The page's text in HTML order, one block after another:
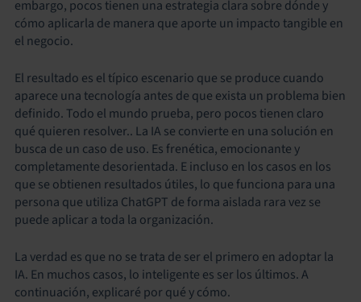
embargo, pocos tienen una estrategia clara sobre dónde y
cómo aplicarla de manera que aporte un impacto tangible en
el negocio.
El resultado es el típico escenario que se produce cuando
aparece una tecnología antes de que exista un problema bien
definido. Todo el mundo prueba, pero pocos tienen claro
qué quieren resolver.. La IA se convierte en una solución en
busca de un caso de uso. Es frenética, emocionante y
completamente desorientada. E incluso en los casos en los
que se obtienen resultados útiles, lo que funciona para una
persona que utiliza ChatGPT de forma aislada rara vez se
puede aplicar a toda la organización.
La verdad es que no se trata de ser el primero en adoptar la
IA. En muchos casos, lo inteligente es ser los últimos. A
continuación, explicaré por qué y cómo.